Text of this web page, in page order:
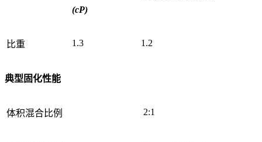
(cP)
比重 1.3 1.2
典型固化性能
体积混合比例 2:1